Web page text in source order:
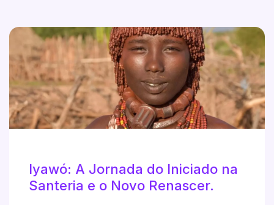
Iyawó: A Jornada do Iniciado na
Santeria e o Novo Renascer.